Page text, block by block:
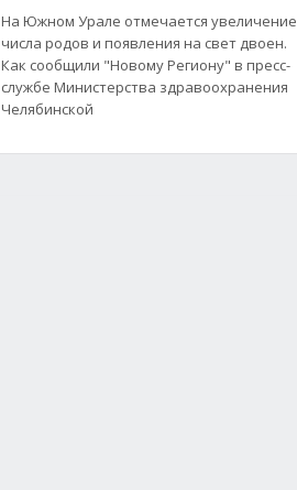
На Южном Урале отмечается увеличение
числа родов и появления на свет двоен.
Как сообщили "Новому Региону" в пресс-
службе Министерства здравоохранения
Челябинской